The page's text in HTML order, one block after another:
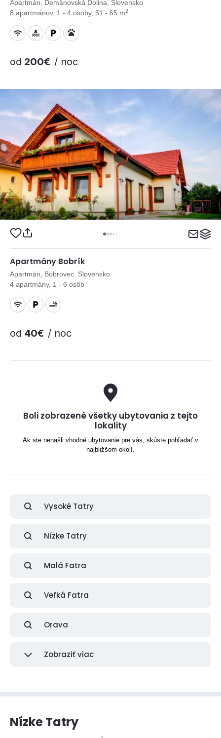
Apartmán, Demänovská Dolina, Slovensko
8 apartmánov, 1 - 4 osoby, 51 - 65 m2
od 200€ / noc
Apartmány Bobrík
Apartmán, Bobrovec, Slovensko
4 apartmány, 1 - 6 osôb
od 40€ / noc
Boli zobrazené všetky ubytovania z tejto
lokality
Ak ste nenašli vhodné ubytovanie pre vás, skúste pohľadať v
najbližšom okolí.
Vysoké Tatry
Nízke Tatry
Malá Fatra
Veľká Fatra
Orava
Zobraziť viac
Nízke Tatry